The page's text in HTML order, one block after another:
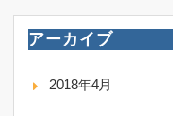
アーカイブ
2018年4月